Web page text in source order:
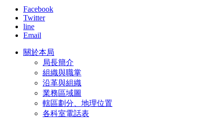
Facebook
Twitter
line
Email
關於本局
局長簡介
組織與職掌
沿革與組織
業務區域圖
轄區劃分、地理位置
各科室電話表